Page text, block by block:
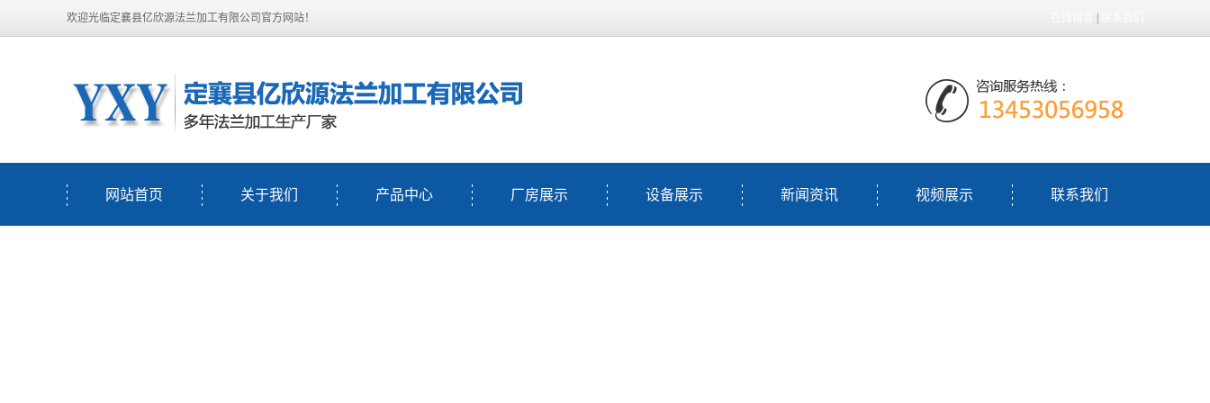
欢迎光临定襄县亿欣源法兰加工有限公司官方网站！
网站首页 关于我们 产品中心 厂房展示 设备展示 新闻资讯 视频展示 联系我们